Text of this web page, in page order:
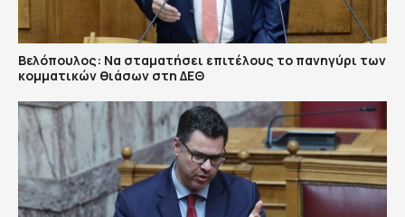
Βελόπουλος: Να σταματήσει επιτέλους το πανηγύρι των
κομματικών θιάσων στη ΔΕΘ